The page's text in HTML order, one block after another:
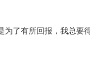
为了有所回报，我总要